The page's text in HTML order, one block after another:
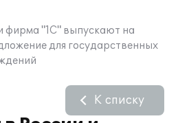
фирма "1С" выпускают на
для государственных
К списку